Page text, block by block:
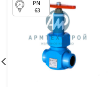
63